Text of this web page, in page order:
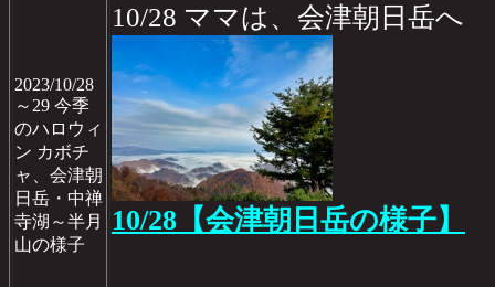
2023/10/28
～29 今季
のハロウィ
ン カボチ
ャ、会津朝
日岳・中禅
寺湖～半月
山の様子
10/28 ママは、会津朝日岳へ
10/28【会津朝日岳の様子】